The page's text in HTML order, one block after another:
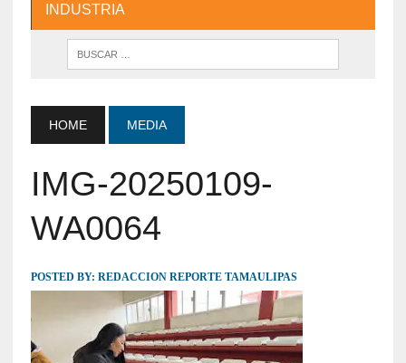
INDUSTRIA
HOME MEDIA
IMG-20250109-
WA0064
POSTED BY: REDACCION REPORTE TAMAULIPAS